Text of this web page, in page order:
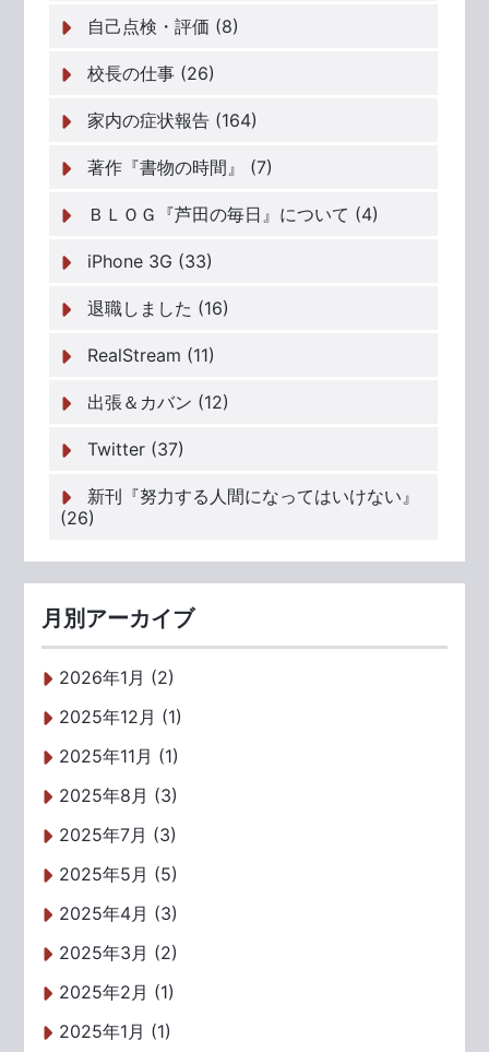
自己点検・評価 (8)
校長の仕事 (26)
家内の症状報告 (164)
著作『書物の時間』 (7)
ＢＬＯＧ『芦田の毎日』について (4)
iPhone 3G (33)
退職しました (16)
RealStream (11)
出張＆カバン (12)
Twitter (37)
新刊『努力する人間になってはいけない』
(26)
月別アーカイブ
2026年1月 (2)
2025年12月 (1)
2025年11月 (1)
2025年8月 (3)
2025年7月 (3)
2025年5月 (5)
2025年4月 (3)
2025年3月 (2)
2025年2月 (1)
2025年1月 (1)